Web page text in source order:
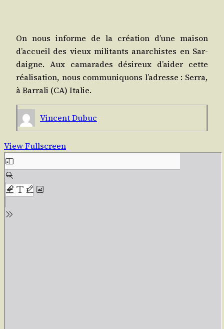
On nous informe de la créa­tion d’une mai­son
d’accueil des vieux mili­tants anar­chistes en Sar­
daigne. Aux cama­rades dési­reux d’aider cette
réa­li­sa­tion, nous com­mu­ni­quons l’adresse : Ser­ra,
à Bar­ra­li (CA) Italie.
Vincent Dubuc
View Fullscreen